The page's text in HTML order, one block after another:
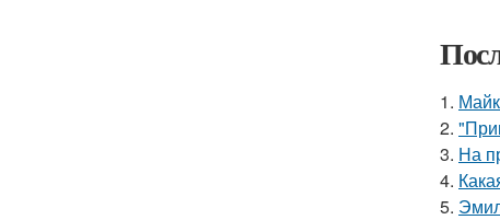
1.
2.
3. На
4.
5.